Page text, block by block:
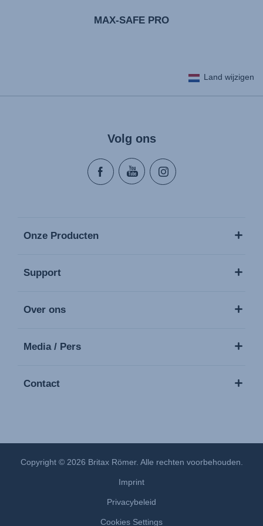
MAX-SAFE PRO
Land wijzigen
Volg ons
Onze Producten
Support
Over ons
Media / Pers
Contact
Copyright © 2026 Britax Römer. Alle rechten voorbehouden.
Imprint
Privacybeleid
Cookies Settings